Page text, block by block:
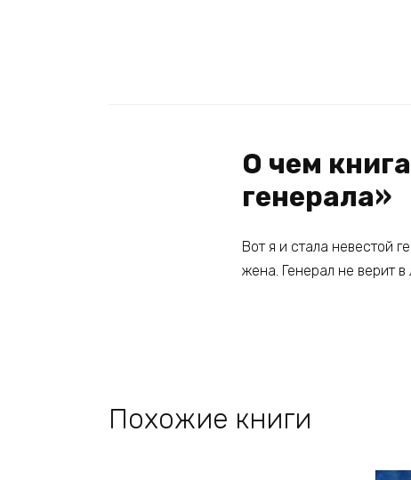
О чем
генерала»
Вот я и стала невестой
жена. Генерал не верит
Похожие книги